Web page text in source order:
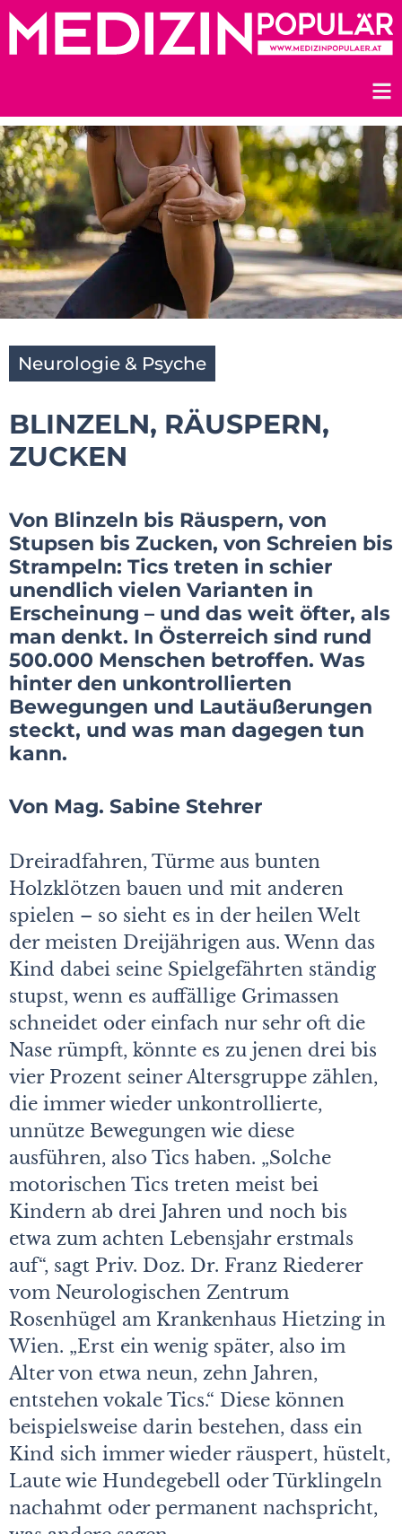
Zum
Inhalt
Neurologie & Psyche
BLINZELN, RÄUSPERN,
ZUCKEN
Von Blinzeln bis Räuspern, von
Stupsen bis Zucken, von Schreien bis
Strampeln: Tics treten in schier
unendlich vielen Varianten in
Erscheinung – und das weit öfter, als
man denkt. In Österreich sind rund
500.000 Menschen betroffen. Was
hinter den unkontrollierten
Bewegungen und Lautäußerungen
steckt, und was man dagegen tun
kann.
Von Mag. Sabine Stehrer
Dreiradfahren, Türme aus bunten
Holzklötzen bauen und mit anderen
spielen – so sieht es in der heilen Welt
der meisten Dreijährigen aus. Wenn das
Kind dabei seine Spielgefährten ständig
stupst, wenn es auffällige Grimassen
schneidet oder einfach nur sehr oft die
Nase rümpft, könnte es zu jenen drei bis
vier Prozent seiner Altersgruppe zählen,
die immer wieder unkontrollierte,
unnütze Bewegungen wie diese
ausführen, also Tics haben. „Solche
motorischen Tics treten meist bei
Kindern ab drei Jahren und noch bis
etwa zum achten Lebensjahr erstmals
auf“, sagt Priv. Doz. Dr. Franz Riederer
vom Neurologischen Zentrum
Rosenhügel am Krankenhaus Hietzing in
Wien. „Erst ein wenig später, also im
Alter von etwa neun, zehn Jahren,
entstehen vokale Tics.“ Diese können
beispielsweise darin bestehen, dass ein
Kind sich immer wieder räuspert, hüstelt,
Laute wie Hundegebell oder Türklingeln
nachahmt oder permanent nachspricht,